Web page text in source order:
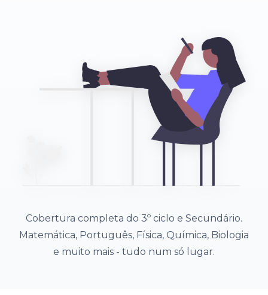
Cobertura completa do 3º ciclo e Secundário.
Matemática, Português, Física, Química, Biologia
e muito mais - tudo num só lugar.